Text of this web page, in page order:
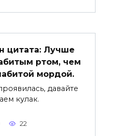
цитата: Лучше
ртом, чем
мордой.
давайте
кулак.
22